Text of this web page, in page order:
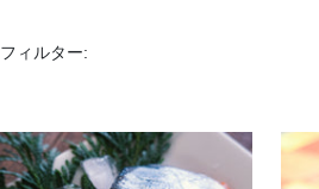
フィルター: